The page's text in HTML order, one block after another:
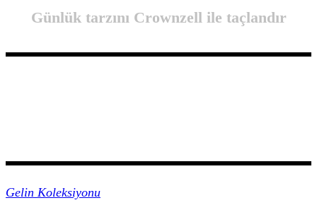
Günlük tarzını Crownzell ile taçlandır
Gelin Koleksiyonu